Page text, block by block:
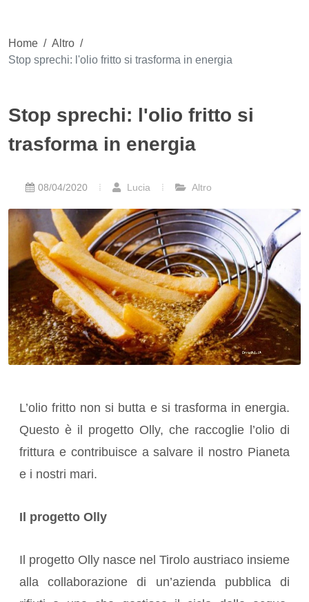
Home / Altro /
Stop sprechi: l'olio fritto si trasforma in energia
Stop sprechi: l'olio fritto si
trasforma in energia
08/04/2020 Lucia Altro
L’olio fritto non si butta e si trasforma in energia.
Questo è il progetto Olly, che raccoglie l’olio di
frittura e contribuisce a salvare il nostro Pianeta
e i nostri mari.
Il progetto Olly
Il progetto Olly nasce nel Tirolo austriaco insieme
alla collaborazione di un’azienda pubblica di